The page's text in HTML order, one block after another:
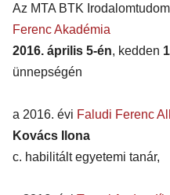
Az MTA BTK
Ferenc Akadémia
2016. április 5-én, kedden
ünnepségén
a 2016. évi Faludi Ferenc
Kovács Ilona
c. habilitált egyetemi tanár,